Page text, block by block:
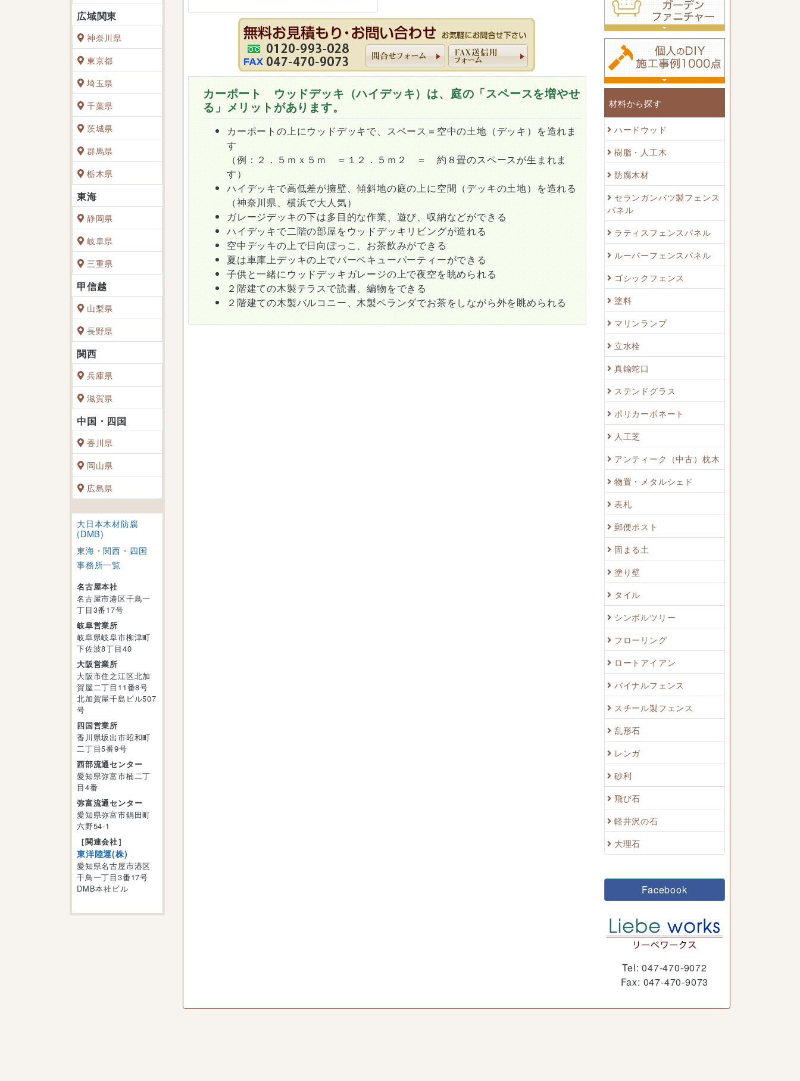
神奈川県
東京都
埼玉県
千葉県
茨城県
群馬県
栃木県
静岡県
岐阜県
三重県
山梨県
長野県
兵庫県
滋賀県
香川県
岡山県
広島県
大日本木材防腐
(DMB)
東海・関西・四国
事務所一覧
名古屋本社
名古屋市港区千鳥一
丁目3番17号
岐阜営業所
岐阜県岐阜市柳津町
下佐波8丁目40
大阪営業所
大阪市住之江区北加
賀屋二丁目11番8号
北加賀屋千島ビル507
号
四国営業所
香川県坂出市昭和町
二丁目5番9号
西部流通センター
愛知県弥富市楠二丁
目4番
弥富流通センター
愛知県弥富市鍋田町
六野54-1
［関連会社］
東洋陸運(株)
愛知県名古屋市港区
千鳥一丁目3番17号
DMB本社ビル
カーポート ウッドデッキ（ハイデッキ）は、庭の「スペースを増やせ
る」メリットがあります。
カーポートの上にウッドデッキで、スペース＝空中の土地（デッキ）を造れま
す
（例：２．５ｍｘ５ｍ ＝１２．５ｍ２ ＝ 約８畳のスペースが生まれま
す）
ハイデッキで高低差が擁壁、傾斜地の庭の上に空間（デッキの土地）を造れる
（神奈川県、横浜で大人気）
ガレージデッキの下は多目的な作業、遊び、収納などができる
ハイデッキで二階の部屋をウッドデッキリビングが造れる
空中デッキの上で日向ぼっこ、お茶飲みができる
夏は車庫上デッキの上でバーベキューパーティーができる
子供と一緒にウッドデッキガレージの上で夜空を眺められる
２階建ての木製テラスで読書、編物をできる
２階建ての木製バルコニー、木製ベランダでお茶をしながら外を眺められる
材料から探す
ハードウッド
樹脂・人工木
防腐木材
セランガンバツ製フェンス
パネル
ラティスフェンスパネル
ルーバーフェンスパネル
ゴシックフェンス
塗料
マリンランプ
立水栓
真鍮蛇口
ステンドグラス
ポリカーボネート
人工芝
アンティーク（中古）枕木
物置・メタルシェド
表札
郵便ポスト
固まる土
塗り壁
タイル
シンボルツリー
フローリング
ロートアイアン
バイナルフェンス
スチール製フェンス
乱形石
レンガ
砂利
飛び石
軽井沢の石
大理石
Facebook
Tel: 047-470-9072
Fax: 047-470-9073